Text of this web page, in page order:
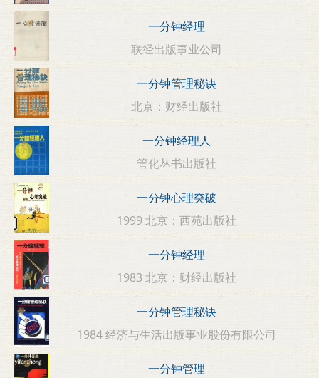
一分钟经理
联经出版事业公司
一分钟管理秘诀
北京：财经出版社
一分钟经理人
管化丛书出版社
一分钟心理突破
1999 北京：西苑出版社
一分钟经理
1983 北京：财经出版社
一分钟管理秘诀
1984 经济与生活出版事业股份有限公司
一分钟管理